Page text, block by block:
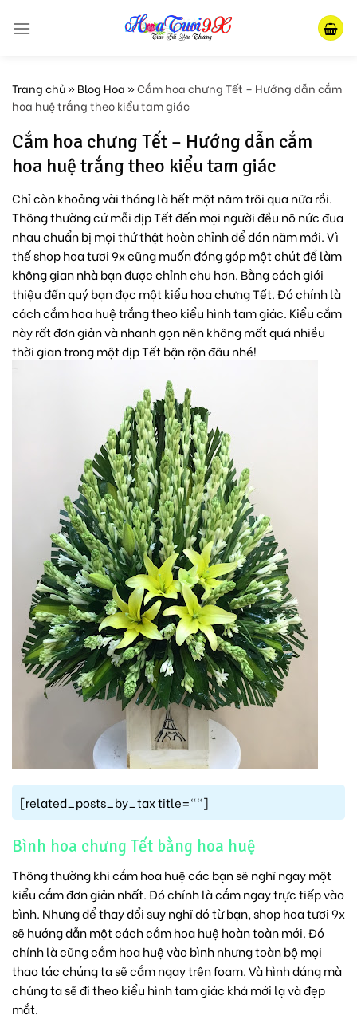
Trang chủ»Blog Hoa»Cắm hoa chưng Tết – Hướng dẫn cắm
hoa huệ trắng theo kiểu tam giác
Cắm hoa chưng Tết – Hướng dẫn cắm
hoa huệ trắng theo kiểu tam giác
Chỉ còn khoảng vài tháng là hết một năm trôi qua nữa rồi.
Thông thường cứ mỗi dịp Tết đến mọi người đều nô nức đua
nhau chuẩn bị mọi thứ thật hoàn chỉnh để đón năm mới. Vì
thế shop hoa tươi 9x cũng muốn đóng góp một chút để làm
không gian nhà bạn được chỉnh chu hơn. Bằng cách giới
thiệu đến quý bạn đọc một kiểu hoa chưng Tết. Đó chính là
cách cắm hoa huệ trắng theo kiểu hình tam giác. Kiểu cắm
này rất đơn giản và nhanh gọn nên không mất quá nhiều
thời gian trong một dịp Tết bận rộn đâu nhé!
[related_posts_by_tax title=""]
Bình hoa chưng Tết bằng hoa huệ
Thông thường khi cắm hoa huệ các bạn sẽ nghĩ ngay một
kiểu cắm đơn giản nhất. Đó chính là cắm ngay trực tiếp vào
bình. Nhưng để thay đổi suy nghĩ đó từ bạn,shop hoa tươi 9x
sẽ hướng dẫn một cách cắm hoa huệ hoàn toàn mới. Đó
chính là cũng cắm hoa huệ vào bình nhưng toàn bộ mọi
thao tác chúng ta sẽ cắm ngay trên foam. Và hình dáng mà
chúng ta sẽ đi theo kiểu hình tam giác khá mới lạ và đẹp
mắt.